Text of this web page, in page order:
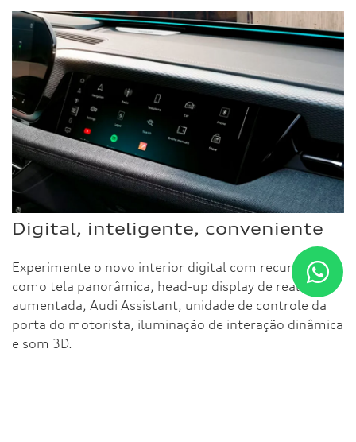
Digital, inteligente, conveniente
Experimente o novo interior digital com recursos
como tela panorâmica, head-up display de realidade
aumentada, Audi Assistant, unidade de controle da
porta do motorista, iluminação de interação dinâmica
e som 3D.